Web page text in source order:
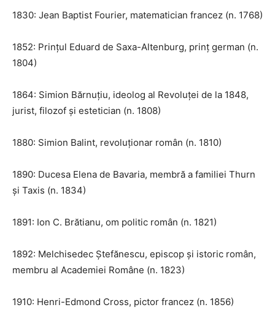
1830: Jean Baptist Fourier, matematician francez (n. 1768)
1852: Prințul Eduard de Saxa-Altenburg, prinț german (n.
1804)
1864: Simion Bărnuțiu, ideolog al Revoluței de la 1848,
jurist, filozof și estetician (n. 1808)
1880: Simion Balint, revoluționar român (n. 1810)
1890: Ducesa Elena de Bavaria, membră a familiei Thurn
și Taxis (n. 1834)
1891: Ion C. Brătianu, om politic român (n. 1821)
1892: Melchisedec Ștefănescu, episcop și istoric român,
membru al Academiei Române (n. 1823)
1910: Henri-Edmond Cross, pictor francez (n. 1856)